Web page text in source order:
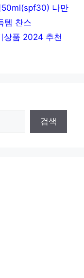
50ml(spf30) 나만
템 찬스
상품 2024 추천
검색